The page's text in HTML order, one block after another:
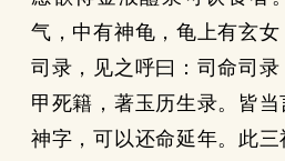
气，中有神龟，龟上有玄
司录，见之呼曰：司命司
甲死籍，著玉历生录。皆
神字，可以还命延年。此